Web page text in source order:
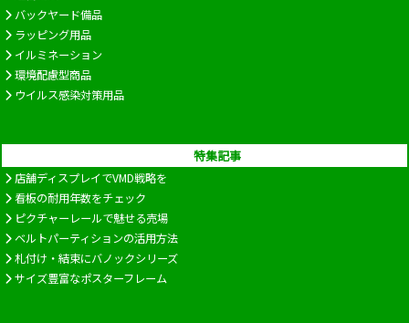
バックヤード備品
ラッピング用品
イルミネーション
環境配慮型商品
ウイルス感染対策用品
特集記事
店舗ディスプレイでVMD戦略を
看板の耐用年数をチェック
ピクチャーレールで魅せる売場
ベルトパーティションの活用方法
札付け・結束にバノックシリーズ
サイズ豊富なポスターフレーム